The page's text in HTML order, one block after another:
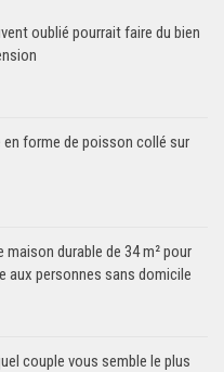
oublié pourrait faire du bien
forme de poisson collé sur
maison durable de 34 m² pour
aux personnes sans domicile
couple vous semble le plus